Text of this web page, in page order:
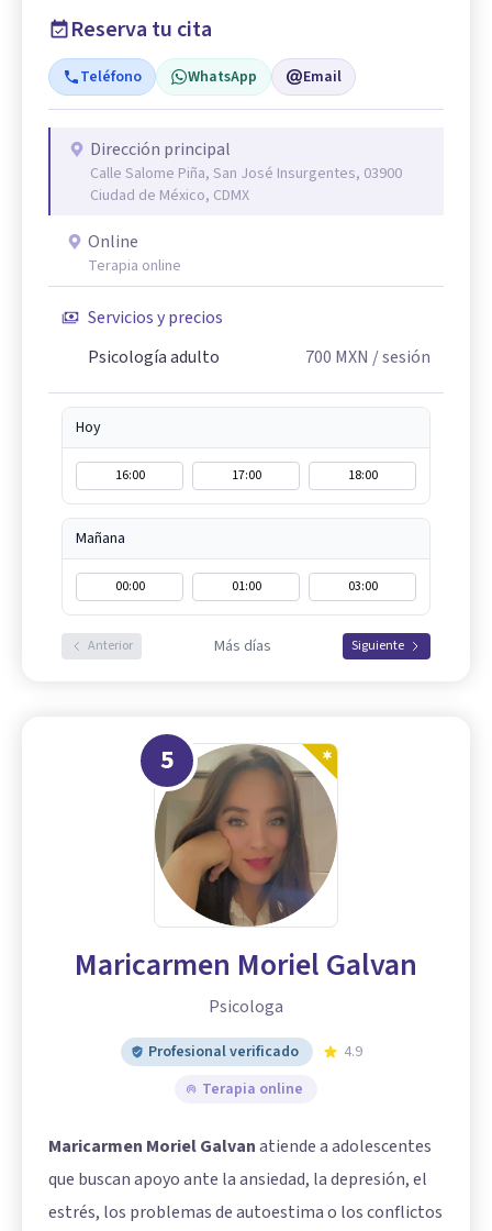
Reserva tu cita
Teléfono WhatsApp Email
Dirección principal
Calle Salome Piña, San José Insurgentes, 03900
Ciudad de México, CDMX
Online
Terapia online
Servicios y precios
Psicología adulto
700 MXN / sesión
Hoy
16:00 17:00 18:00
Mañana
00:00 01:00 03:00
Anterior Más días Siguiente
5
Maricarmen Moriel Galvan
Psicologa
Profesional verificado
4.9
Terapia online
Maricarmen Moriel Galvanatiende a adolescentes
que buscan apoyo ante la ansiedad, la depresión, el
estrés, los problemas de autoestima o los conflictos